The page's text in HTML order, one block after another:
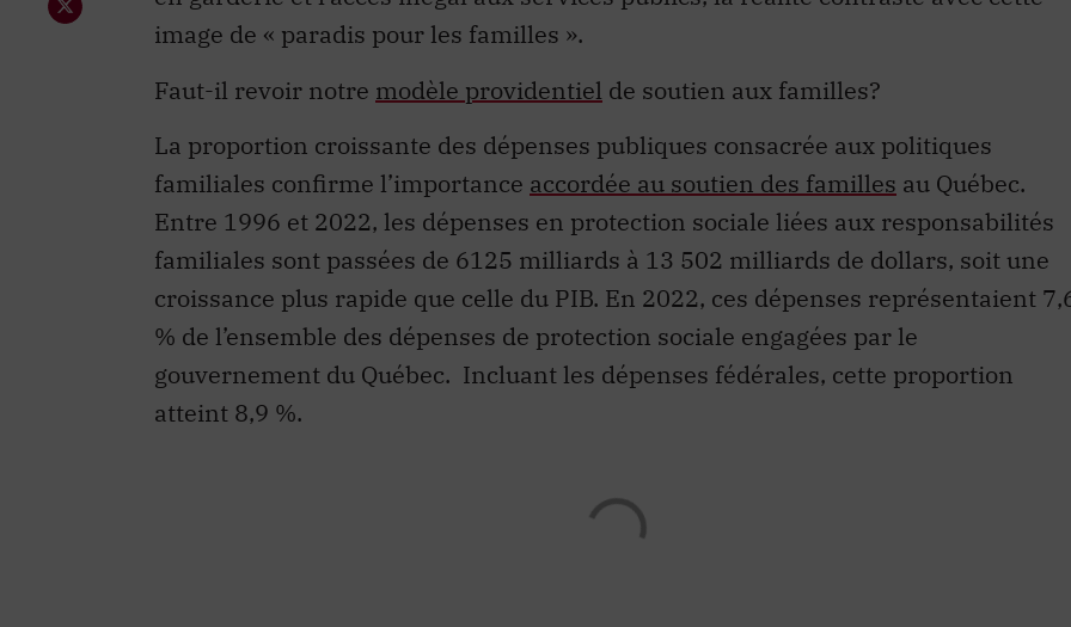
image de « paradis pour les familles ».
Faut-il revoir notre modèle providentiel de soutien aux familles?
La proportion croissante des dépenses publiques consacrée aux politiques
familiales confirme l’importance accordée au soutien des familles au Québec.
Entre 1996 et 2022, les dépenses en protection sociale liées aux responsabilités
familiales sont passées de 6125 milliards à 13 502 milliards de dollars, soit une
croissance plus rapide que celle du PIB. En 2022, ces dépenses représentaient
% de l’ensemble des dépenses de protection sociale engagées par le
gouvernement du Québec. Incluant les dépenses fédérales, cette proportion
atteint 8,9 %.